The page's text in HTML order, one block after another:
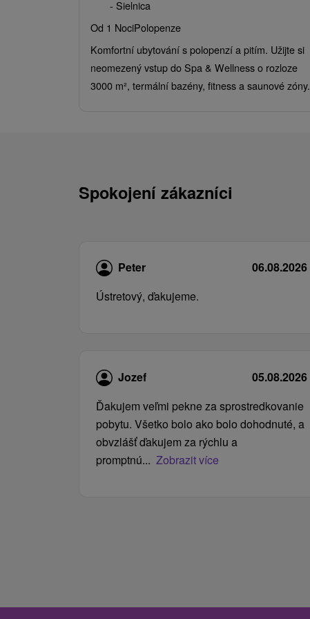
- Sielnica
Od 1 NociPolopenze
Komfortní ubytování s polopenzí a pitím. Užijte si
neomezený vstup do Spa & Wellness o rozloze
3000 m², termální bazény, fitness a saunové zóny.
Spokojení zákazníci
Peter
06.08.2026
Ústretový, ďakujeme.
Jozef
05.08.2026
Ďakujem veľmi pekne za sprostredkovanie
pobytu. Všetko bolo ako bolo dohodnuté, a
obvzlášť ďakujem za rýchlu a
promptnú... Zobrazit více